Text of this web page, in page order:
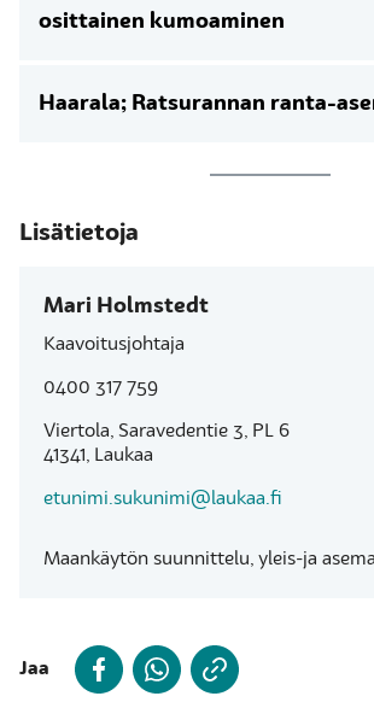
osittainen kumoaminen
Haarala; Ratsurannan ranta-
Lisätietoja
Mari Holmstedt
Kaavoitusjohtaja
0400 317 759
Viertola, Saravedentie 3, PL 6
41341, Laukaa
etunimi.sukunimi@laukaa.fi
Maankäytön suunnittelu, yleis-ja
Jaa